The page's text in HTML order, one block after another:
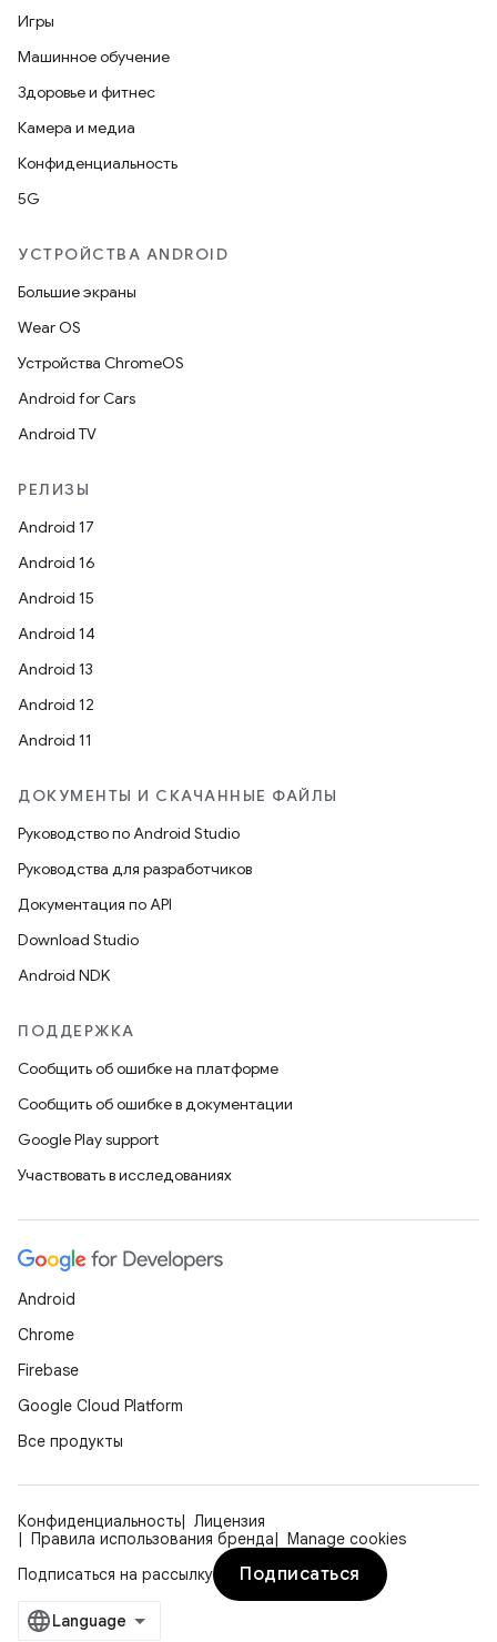
Игры
Машинное обучение
Здоровье и фитнес
Камера и медиа
Конфиденциальность
5G
УСТРОЙСТВА ANDROID
Большие экраны
Wear OS
Устройства ChromeOS
Android for Cars
Android TV
РЕЛИЗЫ
Android 17
Android 16
Android 15
Android 14
Android 13
Android 12
Android 11
ДОКУМЕНТЫ И СКАЧАННЫЕ ФАЙЛЫ
Руководство по Android Studio
Руководства для разработчиков
Документация по API
Download Studio
Android NDK
ПОДДЕРЖКА
Сообщить об ошибке на платформе
Сообщить об ошибке в документации
Google Play support
Участвовать в исследованиях
Android
Chrome
Firebase
Google Cloud Platform
Все продукты
Конфиденциальность
Лицензия
Правила использования бренда
Manage cookies
Подписаться на рассылку
Подписаться